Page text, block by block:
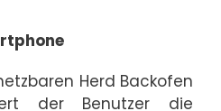
Herd Backofen
der Benutzer die